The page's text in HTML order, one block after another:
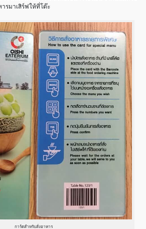
รมาเสิร์ฟให้ที่โต๊ะ
การ์ดสำหรับสั่งอาหาร